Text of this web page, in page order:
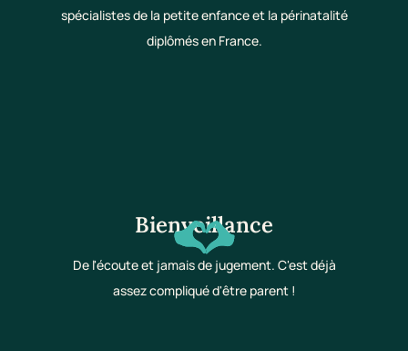
spécialistes de la petite enfance et la périnatalité
diplômés en France.
Bienveillance
De l'écoute et jamais de jugement. C'est déjà
assez compliqué d'être parent !